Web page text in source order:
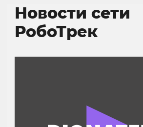
Новости сети
РобоТрек